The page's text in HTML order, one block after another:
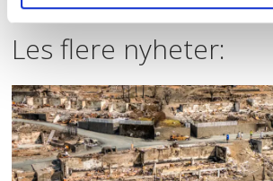
Les flere nyheter: